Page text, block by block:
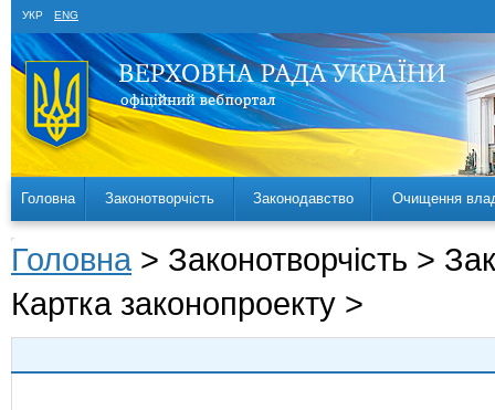
УКР ENG
Головна Законотворчість Законодавство Очищення
Головна > Законотворчість >
Картка законопроекту >